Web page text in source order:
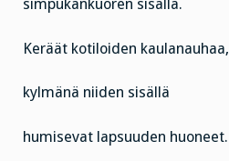
simpukankuoren sisällä.
Keräät kotiloiden kaulanauhaa,
kylmänä niiden sisällä
humisevat lapsuuden huoneet.